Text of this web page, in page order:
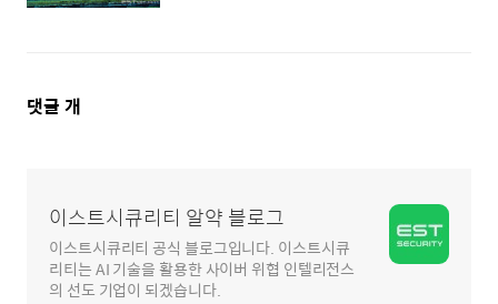
댓
댓글 개
이스트시큐리티 알약 블로그
이스트시큐리티 공식 블로그입니다. 이스트시큐
리티는 AI 기술을 활용한 사이버 위협 인텔리전스
의 선도 기업이 되겠습니다.